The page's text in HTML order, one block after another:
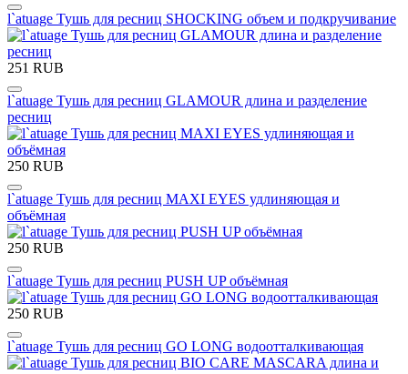
l`atuage Тушь для ресниц SHOCKING объем и подкручивание
251 RUB
l`atuage Тушь для ресниц GLAMOUR длина и разделение
ресниц
250 RUB
l`atuage Тушь для ресниц MAXI EYES удлиняющая и
объёмная
250 RUB
l`atuage Тушь для ресниц PUSH UP объёмная
250 RUB
l`atuage Тушь для ресниц GO LONG водоотталкивающая